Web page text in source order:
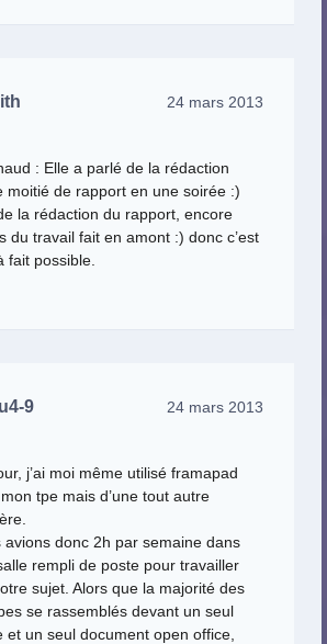
24 mars 2013
: Elle a parlé de la rédaction
moitié de rapport en une soirée :)
la rédaction du rapport, encore
du travail fait en amont :) donc c’est
fait possible.
9 24 mars 2013
j’ai moi même utilisé framapad
tpe mais d’une tout autre
avions donc 2h par semaine dans
rempli de poste pour travailler
sujet. Alors que la majorité des
se rassemblés devant un seul
et un seul document open office,